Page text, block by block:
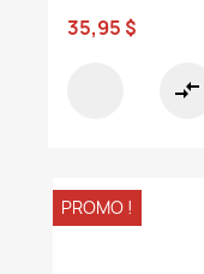
35,95 $
compare_arrows
PROMO !